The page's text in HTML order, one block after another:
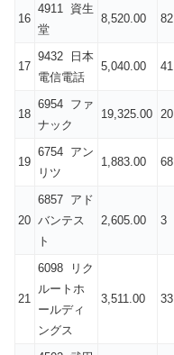
16
4911 資生
堂
8,520.00 82
17
9432 日本
電信電話
5,040.00 41
18
6954 ファ
ナック
19,325.00 20
19
6754 アン
リツ
1,883.00 68
20
6857 アド
バンテス
ト
2,605.00 3
21
6098 リク
ルートホ
ールディ
ングス
3,511.00 33